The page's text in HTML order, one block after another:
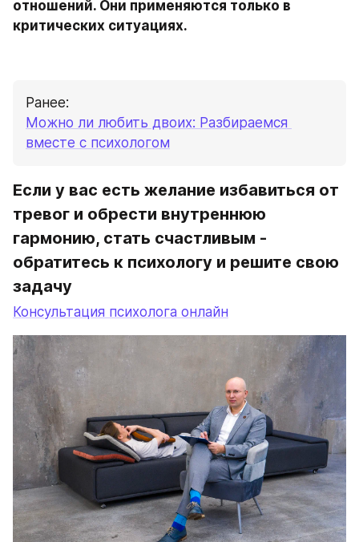
отношений. Они применяются только в
критических ситуациях.
Ранее:
Можно ли любить двоих: Разбираемся
вместе с психологом
Если у вас есть желание избавиться от
тревог и обрести внутреннюю
гармонию, стать счастливым -
обратитесь к психологу и решите свою
задачу
Консультация психолога онлайн